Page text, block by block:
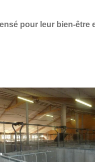
pour leur bien-être